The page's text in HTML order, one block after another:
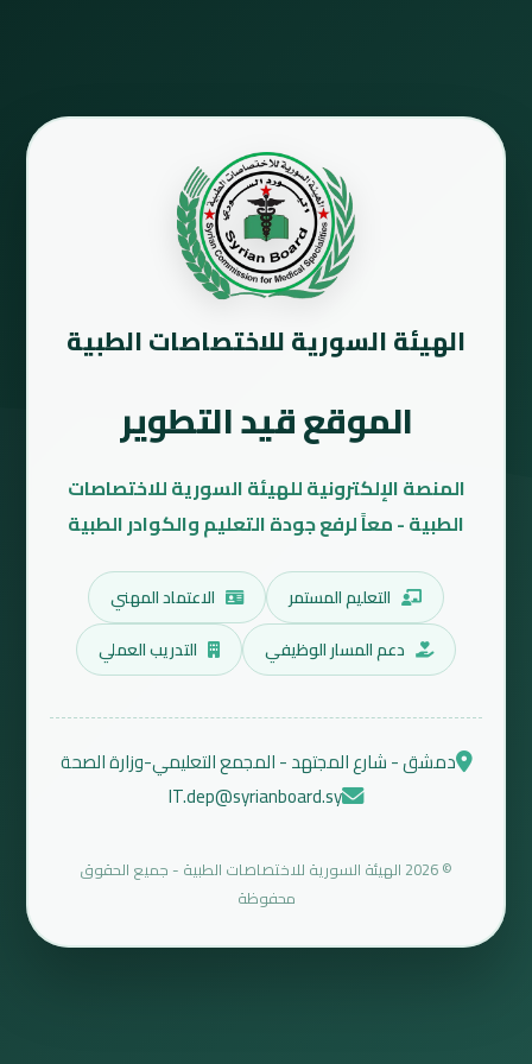
الهيئة السورية للاختصاصات الطبية
الموقع قيد التطوير
المنصة الإلكترونية للهيئة السورية للاختصاصات
الطبية - معاً لرفع جودة التعليم والكوادر الطبية
التعليم المستمر
الاعتماد المهني
دعم المسار الوظيفي
التدريب العملي
دمشق - شارع المجتهد - المجمع التعليمي-وزارة الصحة
IT.dep@syrianboard.sy
© 2026 الهيئة السورية للاختصاصات الطبية - جميع الحقوق
محفوظة